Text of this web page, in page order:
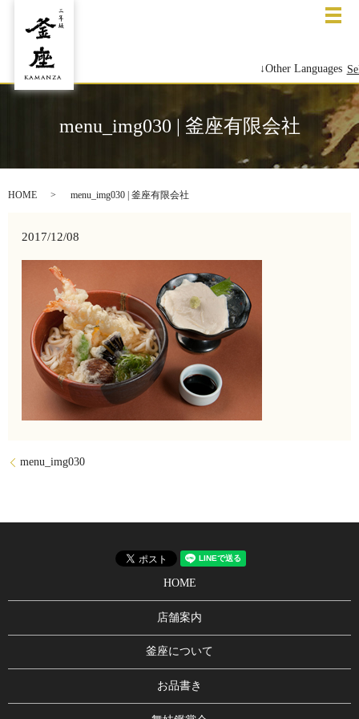
↓Other Languages
メ
menu_img030 | 釜座有限会社
HOME menu_img030 | 釜座有限会社
2017/12/08
menu_img030
HOME
店舗案内
釜座について
お品書き